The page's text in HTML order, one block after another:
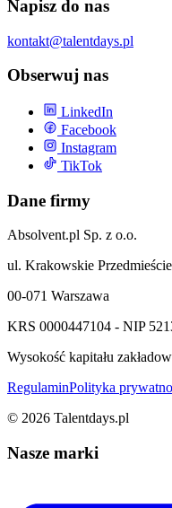
Napisz do nas
kontakt@talentdays.pl
Obserwuj nas
LinkedIn
Facebook
Instagram
TikTok
Dane firmy
Absolvent.pl Sp. z o.o.
ul. Krakowskie
00-071 Warszawa
KRS 0000447104 - NIP
Wysokość kapitału
RegulaminPolityka
© 2026 Talentdays.pl
Nasze marki